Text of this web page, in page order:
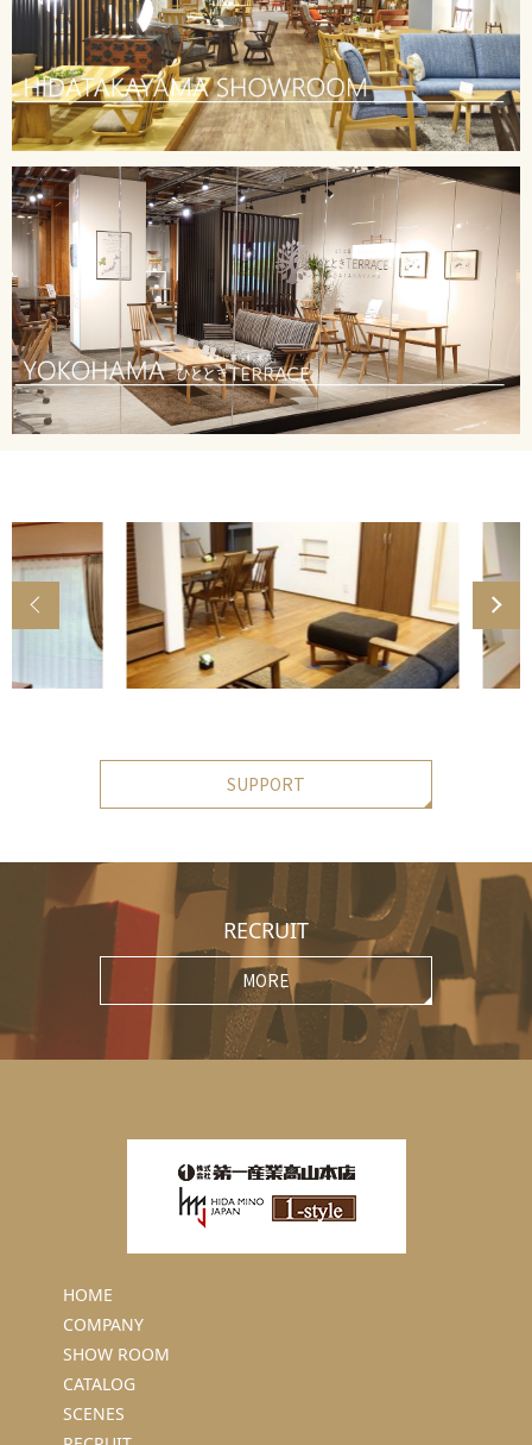
2024/10/01
ｈｍｊ＆ＳＴＹＬＥ ver.24.10 展示会のお知らせ
2024/08/06
脚間表追加について
2024/08/05
夏季休業のお知らせ
SUPPORT
RECRUIT
MORE
HOME
COMPANY
SHOW ROOM
CATALOG
SCENES